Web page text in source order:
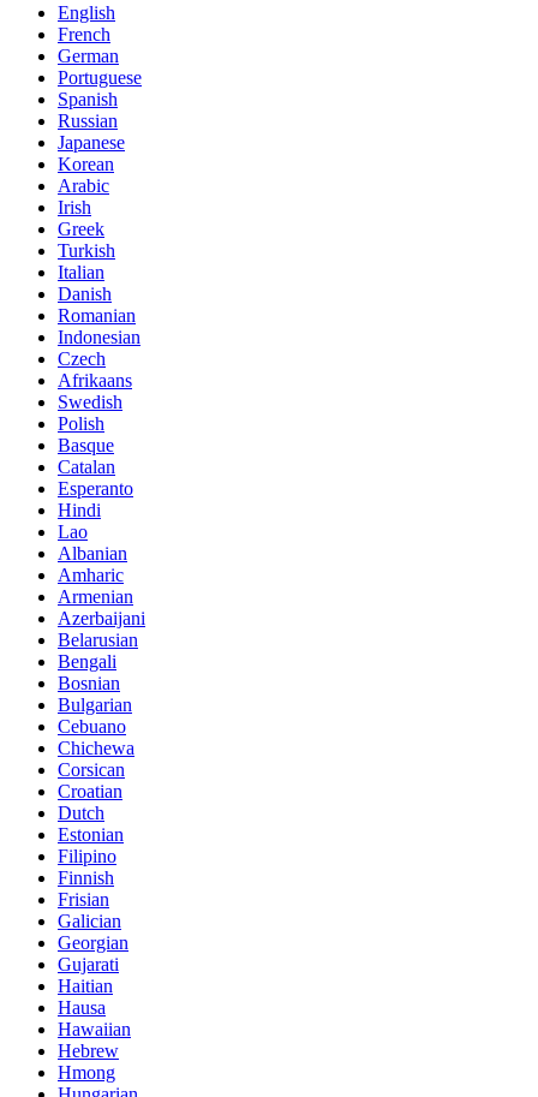
English
French
German
Portuguese
Spanish
Russian
Japanese
Korean
Arabic
Irish
Greek
Turkish
Italian
Danish
Romanian
Indonesian
Czech
Afrikaans
Swedish
Polish
Basque
Catalan
Esperanto
Hindi
Lao
Albanian
Amharic
Armenian
Azerbaijani
Belarusian
Bengali
Bosnian
Bulgarian
Cebuano
Chichewa
Corsican
Croatian
Dutch
Estonian
Filipino
Finnish
Frisian
Galician
Georgian
Gujarati
Haitian
Hausa
Hawaiian
Hebrew
Hmong